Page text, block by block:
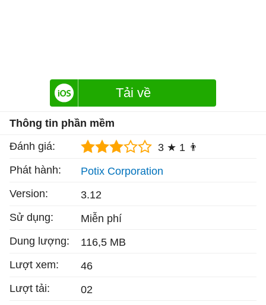
Tải về
Thông tin phần mềm
Đánh giá:
3 ★ 1 👨
Phát hành:
Potix Corporation
Version:
3.12
Sử dụng:
Miễn phí
Dung lượng:
116,5 MB
Lượt xem:
46
Lượt tải:
02